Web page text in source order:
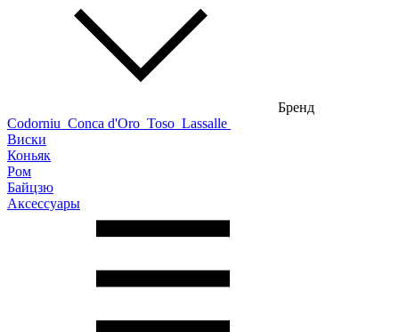
Бренд
Codorniu Conca d'Oro Toso Lassalle
Виски
Коньяк
Ром
Байцзю
Аксессуары